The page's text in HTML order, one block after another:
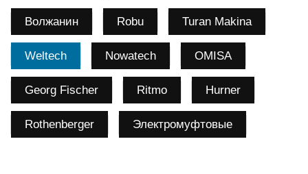
Волжанин Robu Turan Makina
Weltech Nowatech OMISA
Georg Fischer Ritmo Hurner
Rothenberger Электромуфтовые